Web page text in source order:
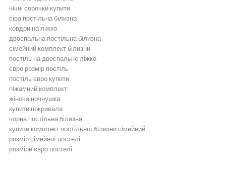
нічні сорочки купити
сіра постільна білизна
ковдри на ліжко
двоспальна постільна білизна
сімейний комплект білизни
постіль на двоспальне ліжко
євро розмір постіль
постіль євро купити
піжамний комплект
жіноча ночнушка
купити покривала
чорна постільна білизна
купити комплект постільної білизни сімейний
розмір сімейної постелі
розміри євро постелі